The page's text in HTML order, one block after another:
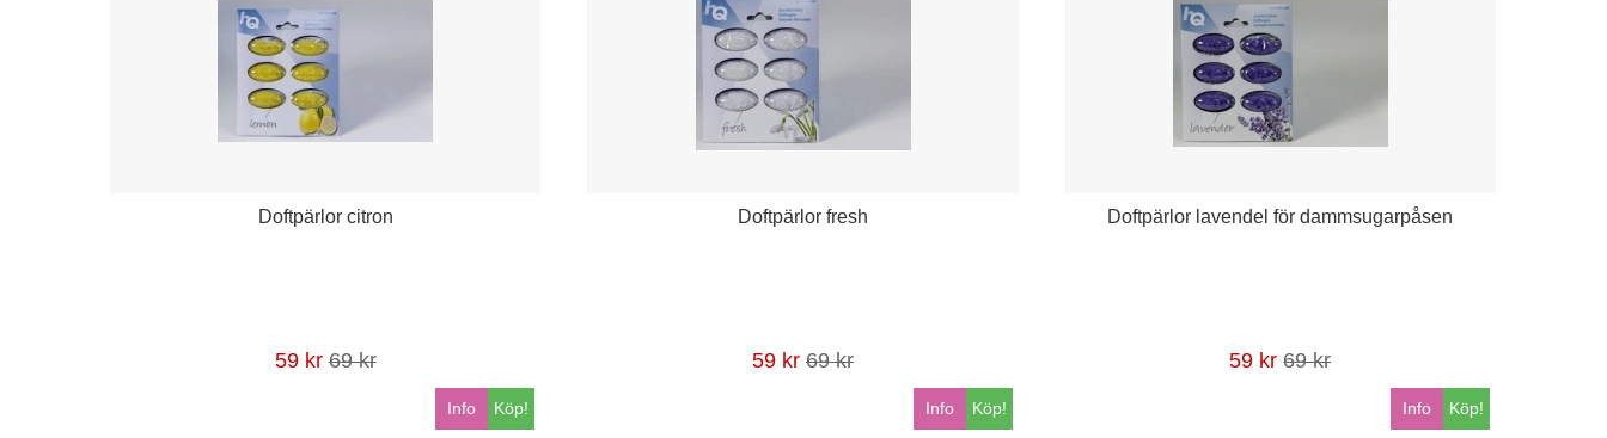
Doftpärlor citron
59 kr 69 kr
Köp!
Info
Doftpärlor fresh
59 kr 69 kr
Köp!
Info
Doftpärlor lavendel för dammsugarpåsen
59 kr 69 kr
Köp!
Info